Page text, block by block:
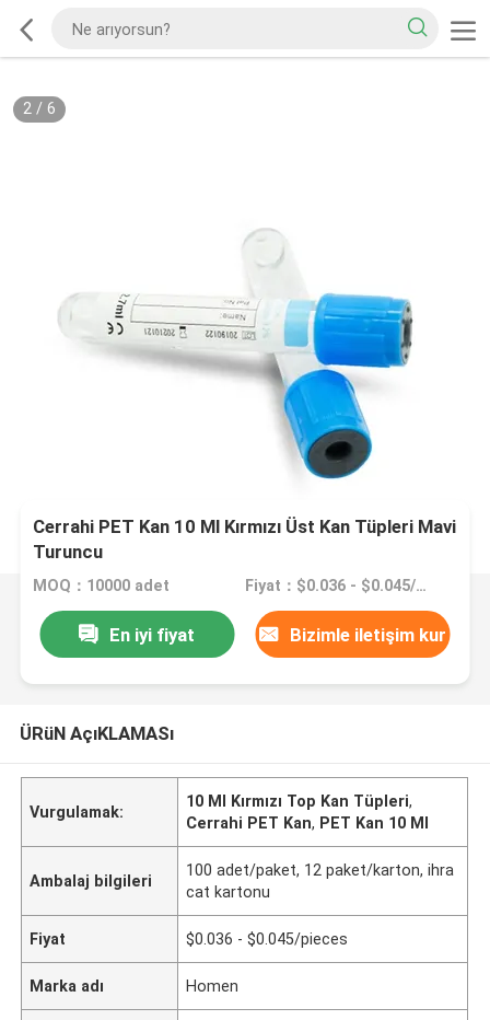
2/ 6
Cerrahi PET Kan 10 Ml Kırmızı Üst Kan Tüpleri Mavi
Turuncu
MOQ：10000 adet Fiyat：$0.036 - $0.045/pieces
En iyi fiyat Bizimle iletişim kur
ÜRüN AçıKLAMASı
Vurgulamak:
10 Ml Kırmızı Top Kan Tüpleri,
Cerrahi PET Kan, PET Kan 10 Ml
Ambalaj bilgileri
100 adet/paket, 12 paket/karton, ihra
cat kartonu
Fiyat $0.036 - $0.045/pieces
Marka adı Homen